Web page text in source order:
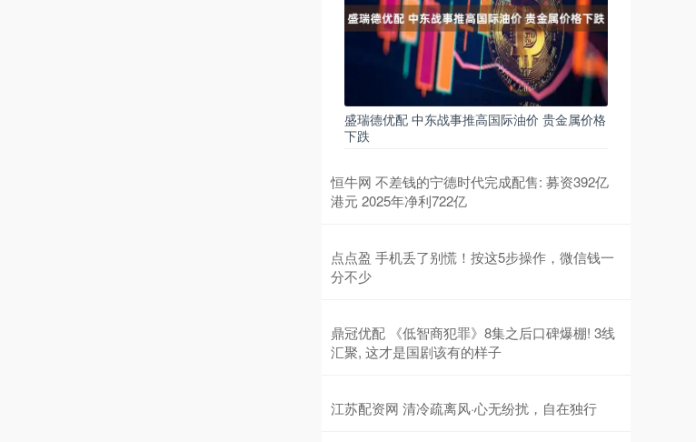
盛瑞德优配 中东战事推高国际油价 贵金属价格
下跌
恒牛网 不差钱的宁德时代完成配售: 募资392亿
港元 2025年净利722亿
点点盈 手机丢了别慌！按这5步操作，微信钱一
分不少
鼎冠优配 《低智商犯罪》8集之后口碑爆棚! 3线
汇聚, 这才是国剧该有的样子
江苏配资网 清冷疏离风·心无纷扰，自在独行